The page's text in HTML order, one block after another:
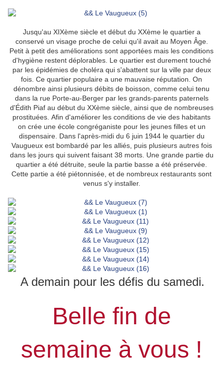
Jusqu'au XIXèmesiècle et début du XXèmele quartier a
conservé un visage proche de celui qu'il avait au Moyen Âge.
Petit à petit des améliorations sont apportées mais les conditions
d'hygiènerestent déplorables. Le quartier est durement touché
par les épidémies de choléra qui s'abattent sur la ville par deux
fois. Ce quartier populaire a une mauvaise réputation. On
dénombre ainsi plusieurs débits de boisson, comme celui tenu
dans la rue Porte-au-Berger par les grands-parents paternels
d'Édith Piaf au début du XXèmesiècle, ainsi que de nombreuses
prostituées. Afin d'améliorer les conditions de vie des habitants
on crée une école congréganiste pour les jeunes filles et un
dispensaire. Dans l'après-midi du 6 juin 1944 le quartier du
Vaugueux est bombardé par les alliés, puis plusieurs autres fois
dans les jours qui suivent faisant 38 morts. Une grande partie du
quartier a été détruite, seule la partie basse a été préservée.
Cette partie a été piétonnisée, et de nombreux restaurants sont
venus s'y installer.
A demain pour les défis du samedi.
Belle fin de
semaine à vous !